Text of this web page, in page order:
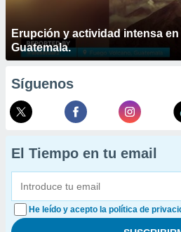
Erupción y actividad intensa
Guatemala.
Síguenos
El Tiempo en tu email
He leído y acepto la política de